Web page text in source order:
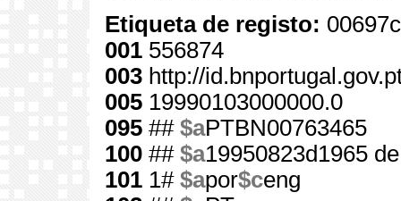
Etiqueta de registo:
001 556874
003 http://
005 19990103000000.0
095 ## $aPTBN00763465
100 ## $a19950823d1965
101 1# $apor$ceng